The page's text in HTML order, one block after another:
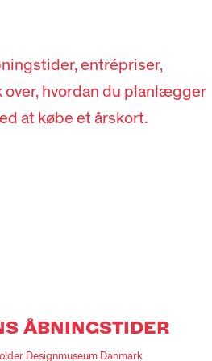
entrépriser,
hvordan du planlægger
at købe et årskort.
ÅBNINGSTIDER
Designmuseum Danmark